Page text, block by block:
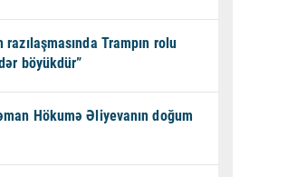
razılaşmasında Trampın rolu
böyükdür”
Hökumə Əliyevanın doğum